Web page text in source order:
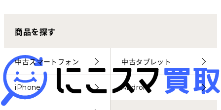
にこスマ通信
マイページ
商品を探す
中古スマートフォン 中古タブレット
iPhone Android